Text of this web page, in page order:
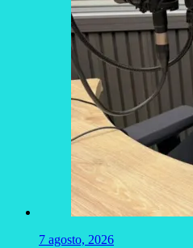
7 agosto, 2026